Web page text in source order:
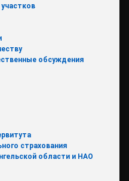
обсуждения
страхования
области и НАО